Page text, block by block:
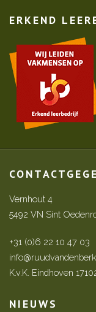
ERKEND
Vernhout 4
5492 VN Sint
+31 (0)6 22 10 47 03
K.v.K. Eindhoven
NIEUWS